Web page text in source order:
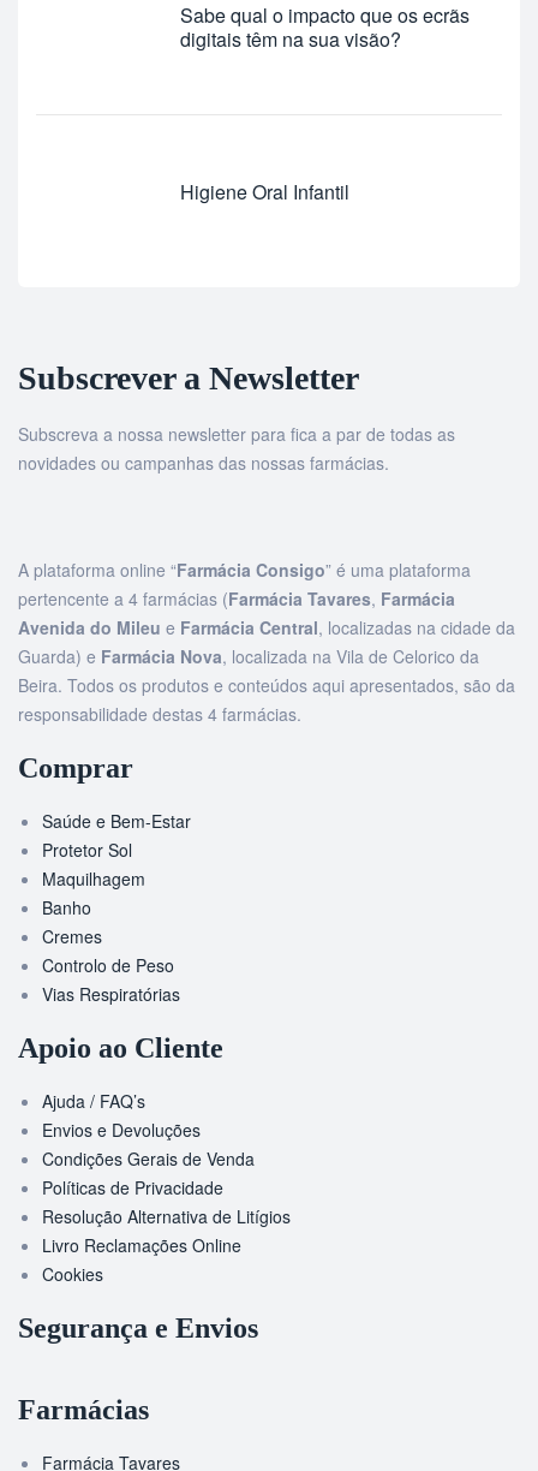
Sabe qual o impacto que os ecrãs
digitais têm na sua visão?
Higiene Oral Infantil
Subscrever a Newsletter
Subscreva a nossa newsletter para fica a par de todas as
novidades ou campanhas das nossas farmácias.
A plataforma online “Farmácia Consigo” é uma plataforma
pertencente a 4 farmácias (Farmácia Tavares, Farmácia
Avenida do Mileu e Farmácia Central, localizadas na cidade da
Guarda) e Farmácia Nova, localizada na Vila de Celorico da
Beira. Todos os produtos e conteúdos aqui apresentados, são da
responsabilidade destas 4 farmácias.
Comprar
Saúde e Bem-Estar
Protetor Sol
Maquilhagem
Banho
Cremes
Controlo de Peso
Vias Respiratórias
Apoio ao Cliente
Ajuda / FAQ’s
Envios e Devoluções
Condições Gerais de Venda
Políticas de Privacidade
Resolução Alternativa de Litígios
Livro Reclamações Online
Cookies
Segurança e Envios
Farmácias
Farmácia Tavares